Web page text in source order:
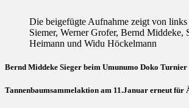
Die beigefügte Aufnahme zeigt von
Siemer, Werner Grofer, Bernd Middeke,
Heimann und Widu Höckelmann
Bernd Middeke Sieger beim Umunumo Doko Turnier
Tannenbaumsammelaktion am 11.Januar erneut für